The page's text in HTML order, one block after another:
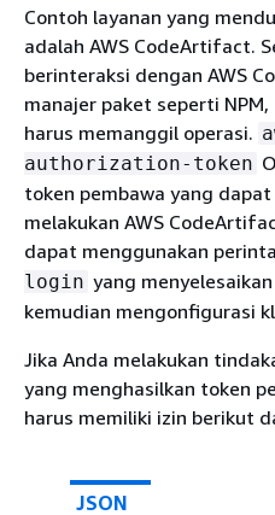
Contoh layanan yang
adalah AWS CodeArtifact.
berinteraksi dengan AWS
manajer paket seperti NPM,
harus memanggil operasi.
authorization-token
token pembawa yang
melakukan AWS
dapat menggunakan
login yang
kemudian mengonfigurasi
Jika Anda melakukan
yang menghasilkan token
harus memiliki izin berikut
JSON